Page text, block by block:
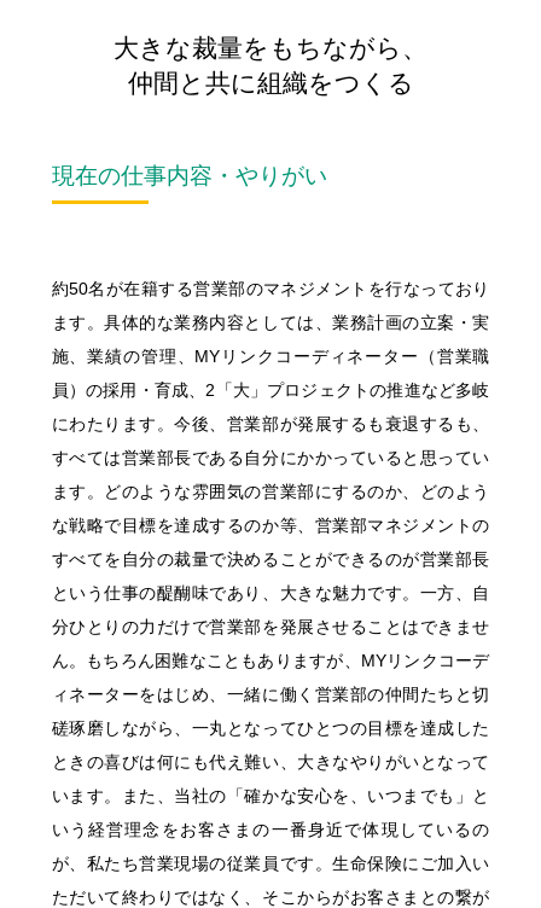
沿革
明治安田フィロソフィー
11の働くフィールド
多様な人財が活躍する会社
明治安田ブランドサイト
明治安田公式ホームページ
明治安田公式ホームページ
明治安田公式ホームページ
女性職員に会いに行こう！
"ON"&"OFF" Woman's Style
女性職員に会いに行こう！
入社6年目職員による
同期対談
採用担当者メッセージ
採用コンセプト
募集要項・応募(エントリー)方法
大きな裁量をもちながら、
仲間と共に組織をつくる
現在の仕事内容・やりがい
約50名が在籍する営業部のマネジメントを行なっており
ます。具体的な業務内容としては、業務計画の立案・実
施、業績の管理、MYリンクコーディネーター（営業職
員）の採用・育成、2「大」プロジェクトの推進など多岐
にわたります。今後、営業部が発展するも衰退するも、
すべては営業部長である自分にかかっていると思ってい
ます。どのような雰囲気の営業部にするのか、どのよう
な戦略で目標を達成するのか等、営業部マネジメントの
すべてを自分の裁量で決めることができるのが営業部長
という仕事の醍醐味であり、大きな魅力です。一方、自
分ひとりの力だけで営業部を発展させることはできませ
ん。もちろん困難なこともありますが、MYリンクコーデ
ィネーターをはじめ、一緒に働く営業部の仲間たちと切
磋琢磨しながら、一丸となってひとつの目標を達成した
ときの喜びは何にも代え難い、大きなやりがいとなって
います。また、当社の「確かな安心を、いつまでも」と
いう経営理念をお客さまの一番身近で体現しているの
が、私たち営業現場の従業員です。生命保険にご加入い
ただいて終わりではなく、そこからがお客さまとの繋が